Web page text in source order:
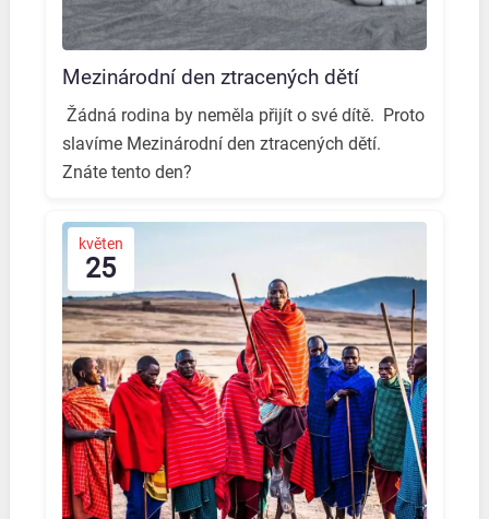
Mezinárodní den ztracených dětí
️ Žádná rodina by neměla přijít o své dítě. ️ Proto
slavíme Mezinárodní den ztracených dětí. ️
Znáte tento den? ️
květen
25